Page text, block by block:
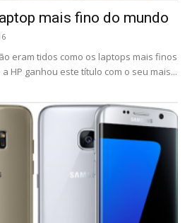
mais fino do mundo
eram tidos como os laptops mais finos
HP ganhou este título com o seu mais...